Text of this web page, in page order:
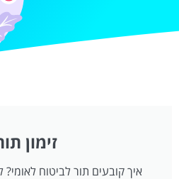
זימון
איך קובעים תור לביטוח